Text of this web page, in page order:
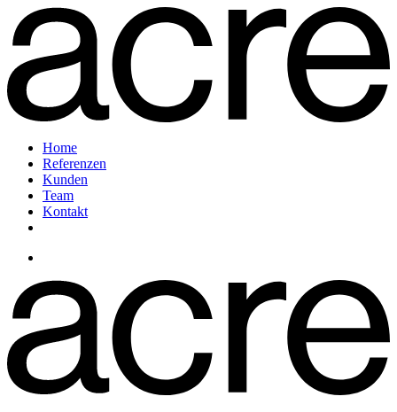
Home
Referenzen
Kunden
Team
Kontakt